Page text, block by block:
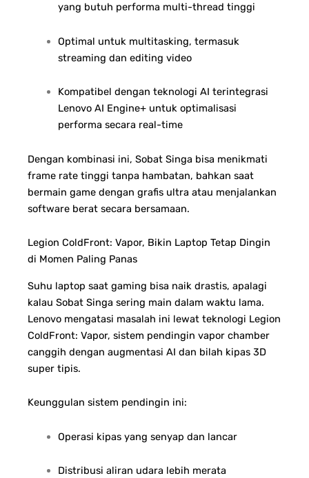
yang butuh performa multi-thread tinggi
Optimal untuk multitasking, termasuk
streaming dan editing video
Kompatibel dengan teknologi AI terintegrasi
Lenovo AI Engine+ untuk optimalisasi
performa secara real-time
Dengan kombinasi ini, Sobat Singa bisa menikmati
frame rate tinggi tanpa hambatan, bahkan saat
bermain game dengan grafis ultra atau menjalankan
software berat secara bersamaan.
Legion ColdFront: Vapor, Bikin Laptop Tetap Dingin
di Momen Paling Panas
Suhu laptop saat gaming bisa naik drastis, apalagi
kalau Sobat Singa sering main dalam waktu lama.
Lenovo mengatasi masalah ini lewat teknologi Legion
ColdFront: Vapor, sistem pendingin vapor chamber
canggih dengan augmentasi AI dan bilah kipas 3D
super tipis.
Keunggulan sistem pendingin ini:
Operasi kipas yang senyap dan lancar
Distribusi aliran udara lebih merata